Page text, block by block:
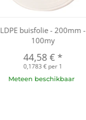
LDPE buisfolie - 200mm -
100my
44,58 € *
0,1783 € per 1
Meteen beschikbaar